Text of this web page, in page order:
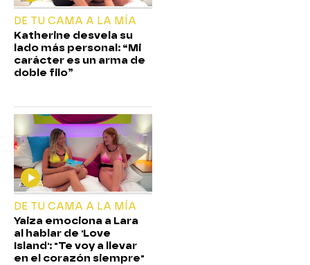
DE TU CAMA A LA MÍA
Katherine desvela su
lado más personal: “Mi
carácter es un arma de
doble filo”
DE TU CAMA A LA MÍA
Yaiza emociona a Lara
al hablar de 'Love
Island': "Te voy a llevar
en el corazón siempre"